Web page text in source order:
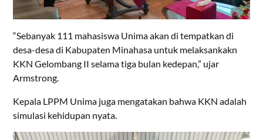
“Sebanyak 111 mahasiswa Unima akan di tempatkan di
desa-desa di Kabupaten Minahasa untuk melaksankakn
KKN Gelombang II selama tiga bulan kedepan,” ujar
Armstrong.
Kepala LPPM Unima juga mengatakan bahwa KKN adalah
simulasi kehidupan nyata.